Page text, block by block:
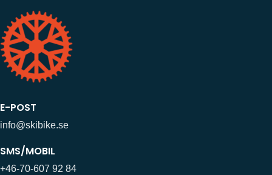
E-POST
info@skibike.se
SMS/MOBIL
+46-70-607 92 84